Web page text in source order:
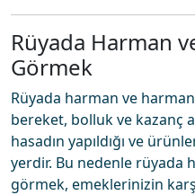
Rüyada Harman
Görmek
Rüyada harman ve
bereket, bolluk ve kazanç
hasadın yapıldığı ve
yerdir. Bu nedenle rüyada
görmek, emeklerinizin